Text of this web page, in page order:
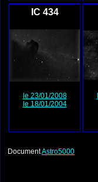
IC 434
le 23/01/2008
le 18/01/2004
DocumentAstro5000